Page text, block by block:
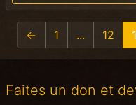
← 1 ... 12
Faites un don et